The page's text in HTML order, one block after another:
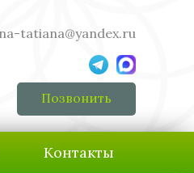
tatiana@yandex.ru
Позвонить
Контакты